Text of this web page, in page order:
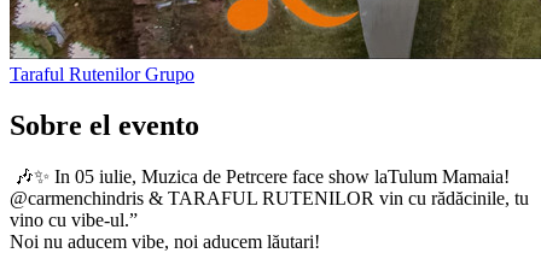
Taraful Rutenilor Grupo
Sobre el evento
🎶✨ In 05 iulie, Muzica de Petrcere face show laTulum Mamaia!
@carmenchindris & TARAFUL RUTENILOR vin cu rădăcinile, tu
vino cu vibe-ul.”
Noi nu aducem vibe, noi aducem lăutari!